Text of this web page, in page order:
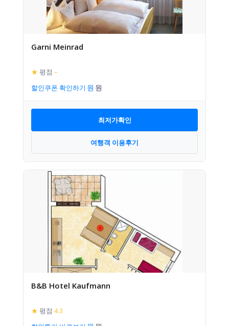
Garni Meinrad
★ 평점 –
할인쿠폰 확인하기
최저가확인
여행객 이용후기
B&B Hotel Kaufmann
★ 평점 4.3